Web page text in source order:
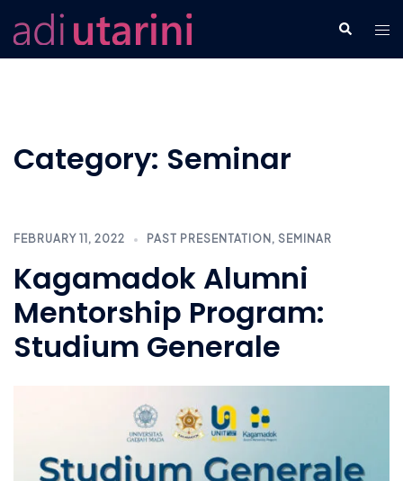
to
content
Search
Category: Seminar
FEBRUARY 11, 2022 PAST PRESENTATION , SEMINAR
Kagamadok Alumni
Mentorship Program:
Studium Generale